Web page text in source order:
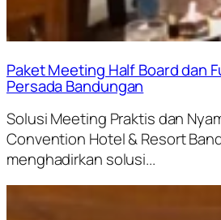
Paket Meeting Half Board dan
Persada Bandungan
Solusi Meeting Praktis dan
Convention Hotel & Resort
menghadirkan solusi...